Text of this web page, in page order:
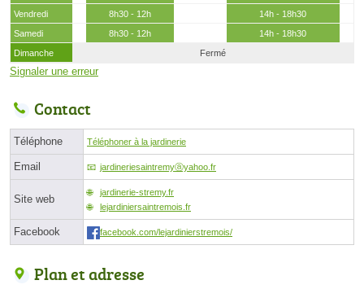
Vendredi
8h30 - 12h
14h - 18h30
Samedi
8h30 - 12h
14h - 18h30
Dimanche
Fermé
Signaler une erreur
Contact
Téléphone Téléphoner à la jardinerie
Email jardineriesaintremyⓐyahoo.fr
Site web
jardinerie-stremy.fr
lejardiniersaintremois.fr
Facebook facebook.com/lejardinierstremois/
Plan et adresse